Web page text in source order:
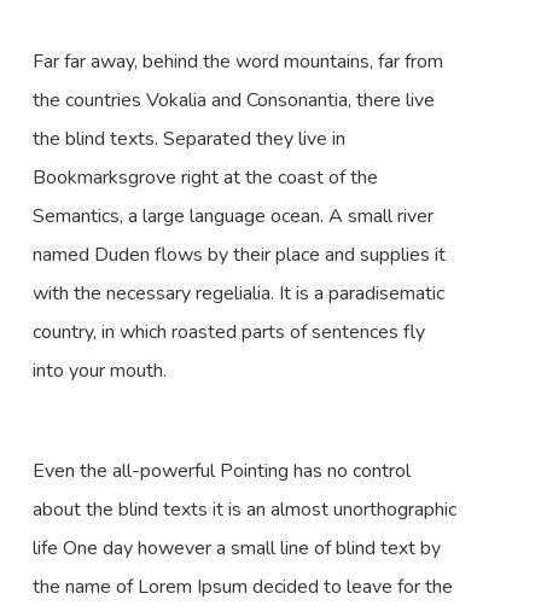
Far far away, behind the word mountains, far from
the countries Vokalia and Consonantia, there live
the blind texts. Separated they live in
Bookmarksgrove right at the coast of the
Semantics, a large language ocean. A small river
named Duden flows by their place and supplies it
with the necessary regelialia. It is a paradisematic
country, in which roasted parts of sentences fly
into your mouth.
Even the all-powerful Pointing has no control
about the blind texts it is an almost unorthographic
life One day however a small line of blind text by
the name of Lorem Ipsum decided to leave for the